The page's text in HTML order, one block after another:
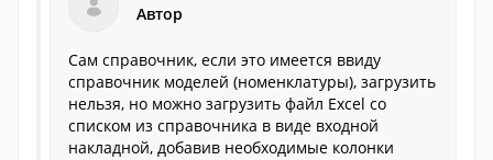
Автор
Сам справочник, если это имеется ввиду
справочник моделей (номенклатуры), загрузить
нельзя, но можно загрузить файл Excel со
списком из справочника в виде входной
накладной, добавив необходимые колонки